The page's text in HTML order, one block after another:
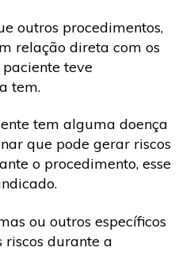
outros procedimentos,
relação direta com os
teve
tem.
tem alguma doença
que pode gerar riscos
o procedimento, esse
ou outros específicos
riscos durante a